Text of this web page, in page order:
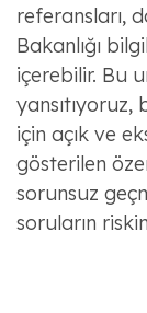
referansları,
Bakanlığı
içerebilir. Bu
için açık ve
gösterilen
sorunsuz
soruların